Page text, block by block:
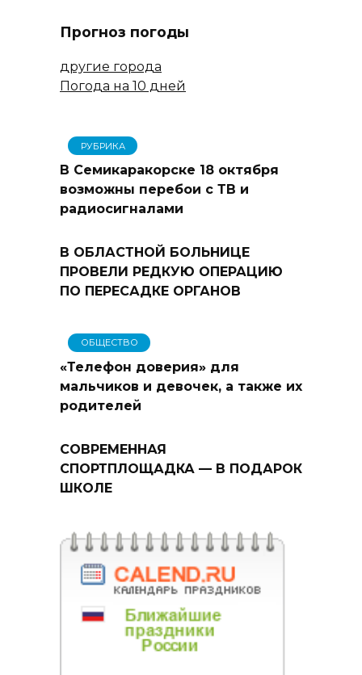
Прогноз погоды
другие города
Погода на 10 дней
РУБРИКА
В Семикаракорске 18 октября
возможны перебои с ТВ и
радиосигналами
В ОБЛАСТНОЙ БОЛЬНИЦЕ
ПРОВЕЛИ РЕДКУЮ ОПЕРАЦИЮ
ПО ПЕРЕСАДКЕ ОРГАНОВ
ОБЩЕСТВО
«Телефон доверия» для
мальчиков и девочек, а также их
родителей
СОВРЕМЕННАЯ
СПОРТПЛОЩАДКА — В ПОДАРОК
ШКОЛЕ